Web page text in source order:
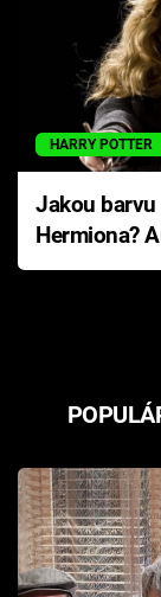
HARRY POTTER
Jakou
Hermiona?
Pottera